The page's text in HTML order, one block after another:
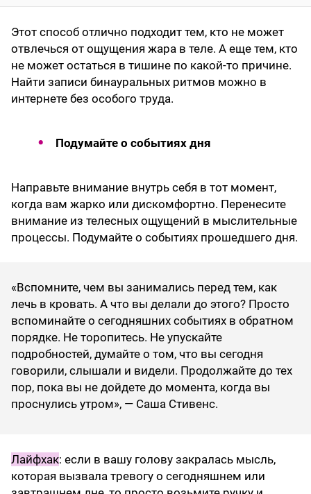
Этот способ отлично подходит тем, кто не может
отвлечься от ощущения жара в теле. А еще тем, кто
не может остаться в тишине по какой-то причине.
Найти записи бинауральных ритмов можно в
интернете без особого труда.
Подумайте о событиях дня
Направьте внимание внутрь себя в тот момент,
когда вам жарко или дискомфортно. Перенесите
внимание из телесных ощущений в мыслительные
процессы. Подумайте о событиях прошедшего дня.
«Вспомните, чем вы занимались перед тем, как
лечь в кровать. А что вы делали до этого? Просто
вспоминайте о сегодняшних событиях в обратном
порядке. Не торопитесь. Не упускайте
подробностей, думайте о том, что вы сегодня
говорили, слышали и видели. Продолжайте до тех
пор, пока вы не дойдете до момента, когда вы
проснулись утром», — Саша Стивенс.
Лайфхак: если в вашу голову закралась мысль,
которая вызвала тревогу о сегодняшнем или